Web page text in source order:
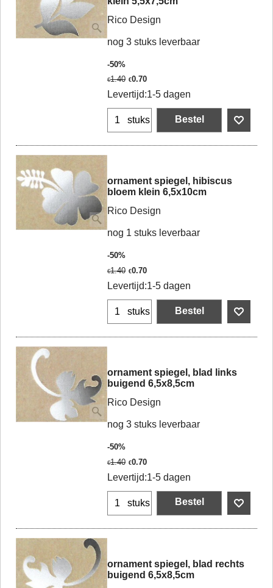
Rico Design
nog 3 stuks leverbaar
-50%
€1.40 €0.70
Levertijd:1-5 dagen
stuks Bestel
ornament spiegel, hibiscus
bloem klein 6,5x10cm
Rico Design
nog 1 stuks leverbaar
-50%
€1.40 €0.70
Levertijd:1-5 dagen
stuks Bestel
ornament spiegel, blad links
buigend 6,5x8,5cm
Rico Design
nog 3 stuks leverbaar
-50%
€1.40 €0.70
Levertijd:1-5 dagen
stuks Bestel
ornament spiegel, blad rechts
buigend 6,5x8,5cm